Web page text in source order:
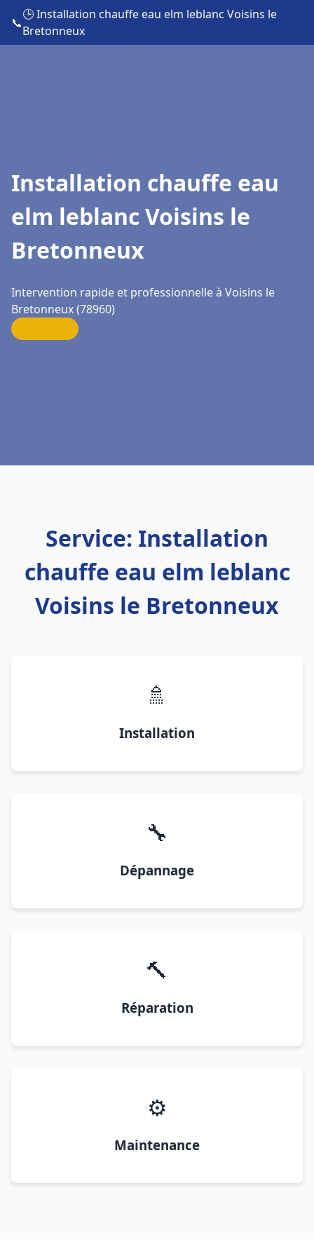
📞
🕒 Installation chauffe eau elm leblanc Voisins le
Bretonneux
Installation chauffe eau
elm leblanc Voisins le
Bretonneux
Intervention rapide et professionnelle à Voisins le
Bretonneux (78960)
Service: Installation
chauffe eau elm leblanc
Voisins le Bretonneux
🚿
Installation
🔧
Dépannage
🔨
Réparation
⚙️
Maintenance